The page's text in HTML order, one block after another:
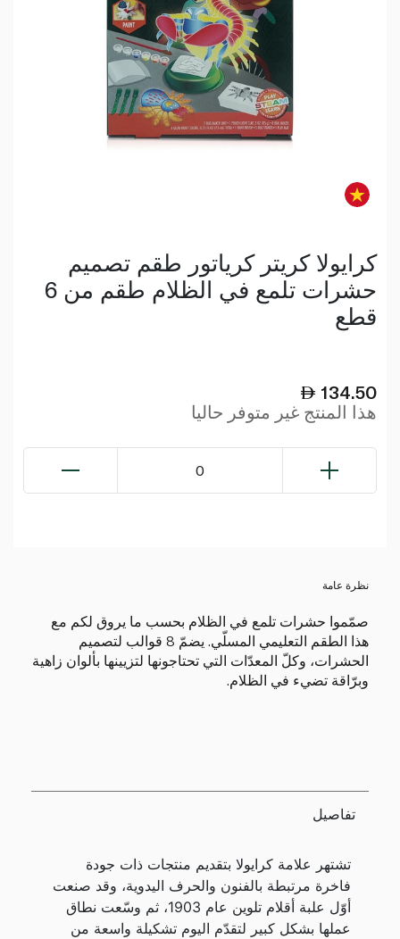
كرايولا كريتر كرياتور طقم تصميم
حشرات تلمع في الظلام طقم من 6
قطع
134.50
هذا المنتج غير متوفر حاليا
0
نظرة عامة
صمّموا حشرات تلمع في الظلام بحسب ما يروق لكم مع
هذا الطقم التعليمي المسلّي. يضمّ 8 قوالب لتصميم
الحشرات، وكلّ المعدّات التي تحتاجونها لتزيينها بألوان زاهية
وبرّاقة تضيء في الظلام.
تفاصيل
تشتهر علامة كرايولا بتقديم منتجات ذات جودة
فاخرة مرتبطة بالفنون والحرف اليدوية، وقد صنعت
أوّل علبة أقلام تلوين عام 1903، ثم وسّعت نطاق
عملها بشكل كبير لتقدّم اليوم تشكيلة واسعة من